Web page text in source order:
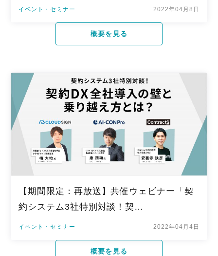
イベント・セミナー 2022年04月8日
概要を見る
【期間限定：再放送】共催ウェビナー「契
約システム3社特別対談！契…
イベント・セミナー 2022年04月4日
概要を見る